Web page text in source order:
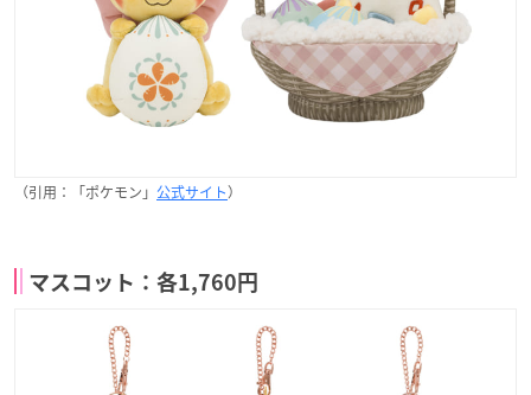
（引用：「ポケモン」 公式サイト）
マスコット：各1,760円